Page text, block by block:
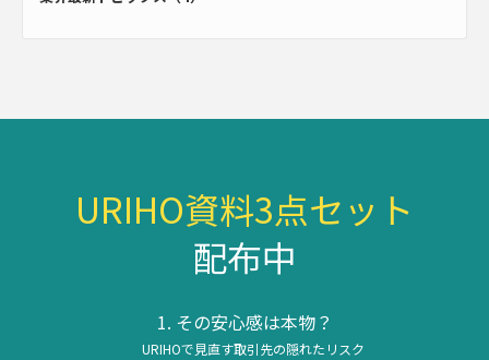
URIHO資料3点セット
配布中
その安心感は本物？
URIHOで見直す取引先の隠れたリスク